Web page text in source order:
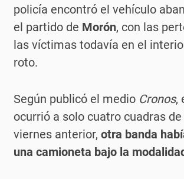
policía encontró el vehículo
el partido de Morón, con las
las víctimas todavía en el
roto.
Según publicó el medio Cronos,
ocurrió a solo cuatro cuadras de
viernes anterior, otra banda
una camioneta bajo la